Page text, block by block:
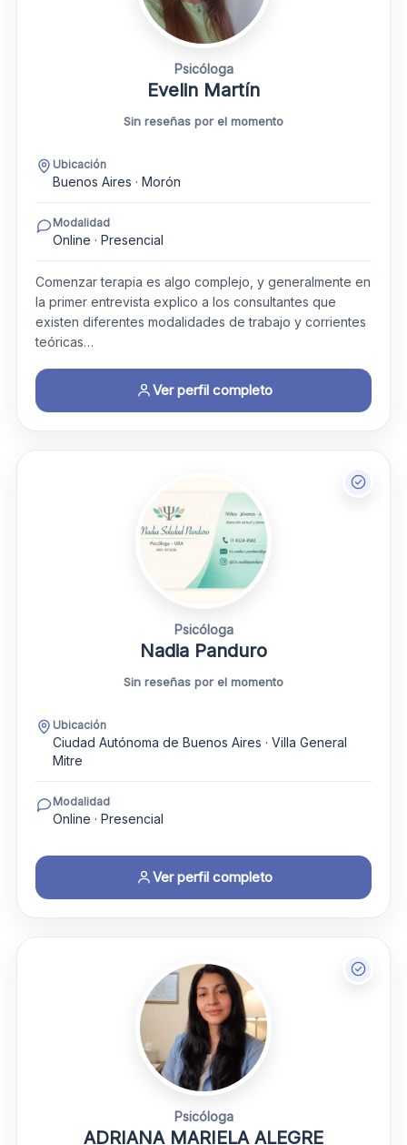
Psicóloga
Evelin Martín
Sin reseñas por el momento
Ubicación
Buenos Aires · Morón
Modalidad
Online · Presencial
Comenzar terapia es algo complejo, y generalmente en
la primer entrevista explico a los consultantes que
existen diferentes modalidades de trabajo y corrientes
teóricas…
Ver perfil completo
Psicóloga
Nadia Panduro
Sin reseñas por el momento
Ubicación
Ciudad Autónoma de Buenos Aires · Villa General
Mitre
Modalidad
Online · Presencial
Ver perfil completo
Psicóloga
ADRIANA MARIELA ALEGRE